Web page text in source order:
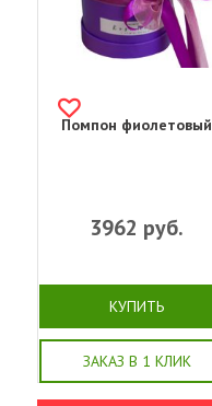
Помпон фиолетовый
3962 руб.
КУПИТЬ
ЗАКАЗ В 1 КЛИК